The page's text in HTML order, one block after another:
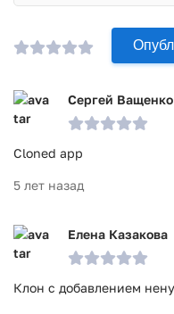
Сергей Ващенко
Cloned app
5 лет назад
Елена Казакова
Клон с добавлением